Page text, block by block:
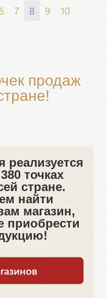
7 8 9
10
продаж
реализуется
точках
стране.
найти
магазин,
приобрести